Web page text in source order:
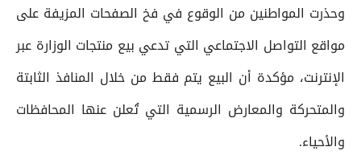
وحذرت المواطنين من الوقوع في فخ الصفحات المزيفة على
مواقع التواصل الاجتماعي التي تدعي بيع منتجات الوزارة عبر
الإنترنت، مؤكدة أن البيع يتم فقط من خلال المنافذ الثابتة
والمتحركة والمعارض الرسمية التي تُعلن عنها المحافظات
والأحياء.